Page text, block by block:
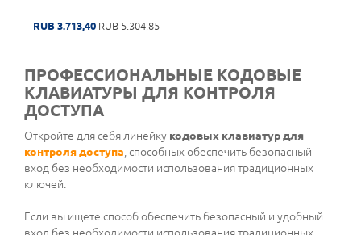
RUB 3.713,40 RUB 5.304,85
ПРОФЕССИОНАЛЬНЫЕ КОДОВЫЕ
КЛАВИАТУРЫ ДЛЯ КОНТРОЛЯ
ДОСТУПА
Откройте для себя линейку кодовых клавиатур для
контроля доступа , способных обеспечить безопасный
вход без необходимости использования традиционных
ключей.
Если вы ищете способ обеспечить безопасный и удобный